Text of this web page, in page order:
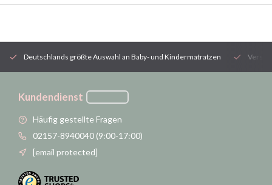
Deutschlands größte Auswahl an Baby- und Kindermatratzen
Kundendienst
Häufig gestellte Fragen
02157-8940040 (9:00-17:00)
[email protected]